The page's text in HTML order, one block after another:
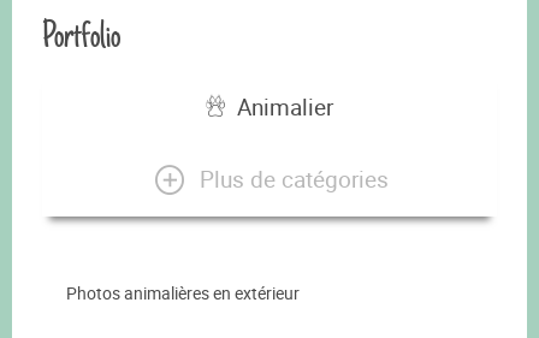
Portfolio
Animalier
Plus de catégories
Photos animalières en extérieur